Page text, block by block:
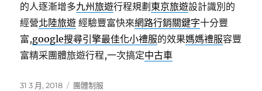
的人逐漸增多九州旅遊行程規劃 東京旅遊設計識別的
經營北陸旅遊 經驗豐富快來網路行銷關鍵字十分豐
富,google搜尋引擎最佳化小禮服的效果媽媽禮服容豐
富精采團體旅遊行程,一次搞定中古車
發
31 3 月, 2018
分
團體制服